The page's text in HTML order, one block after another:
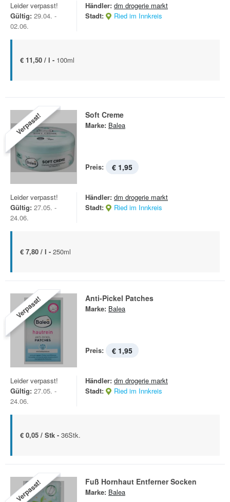
Leider verpasst!
Gültig: 29.04. -
02.06.
Händler: dm drogerie markt
Stadt:
Ried im Innkreis
€ 11,50 / l - 100ml
Verpasst! Soft Creme
Marke: Balea
Preis: € 1,95
Leider verpasst!
Gültig: 27.05. -
24.06.
Händler: dm drogerie markt
Stadt:
Ried im Innkreis
€ 7,80 / l - 250ml
Verpasst! Anti-Pickel Patches
Marke: Balea
Preis: € 1,95
Leider verpasst!
Gültig: 27.05. -
24.06.
Händler: dm drogerie markt
Stadt:
Ried im Innkreis
€ 0,05 / Stk - 36Stk.
Verpasst! Fuß Hornhaut Entferner Socken
Marke: Balea